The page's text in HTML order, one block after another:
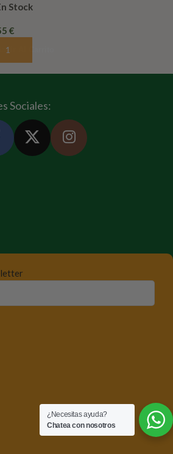
Stock
€
Al Carrito
Sociales:
¿Necesitas ayuda?
Chatea con nosotros